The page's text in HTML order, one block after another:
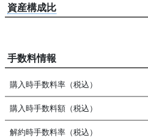
資産構成比
手数料情報
購入時手数料率（税込）
購入時手数料額（税込）
解約時手数料率（税込）